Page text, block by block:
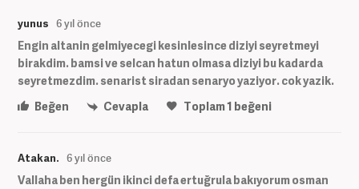
yunus 6 yıl önce
Engin altanin gelmiyecegi kesinlesince diziyi seyretmeyi
birakdim. bamsi ve selcan hatun olmasa diziyi bu kadarda
seyretmezdim. senarist siradan senaryo yaziyor. cok yazik.
Beğen
Cevapla Toplam1 beğeni
Atakan. 6 yıl önce
Vallaha ben hergün ikinci defa ertuğrula bakıyorum osman